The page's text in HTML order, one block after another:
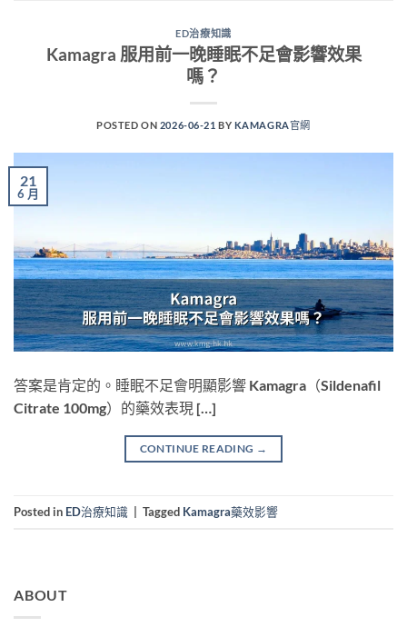
ED治療知識
Kamagra 服用前一晚睡眠不足會影響效果
嗎？
POSTED ON 2026-06-21 BY KAMAGRA官網
21
6 月
答案是肯定的。睡眠不足會明顯影響 Kamagra（Sildenafil
Citrate 100mg）的藥效表現 […]
CONTINUE READING →
Posted in ED治療知識 Tagged Kamagra藥效影響
ABOUT